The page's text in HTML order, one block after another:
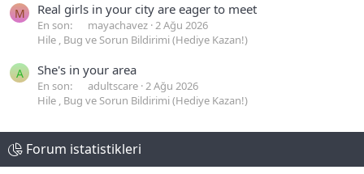
M Real girls in your city are eager to meet
En son: mayachavez 2 Ağu 2026
Hile , Bug ve Sorun Bildirimi (Hediye Kazan!)
A She's in your area
En son: adultscare 2 Ağu 2026
Hile , Bug ve Sorun Bildirimi (Hediye Kazan!)
Forum istatistikleri